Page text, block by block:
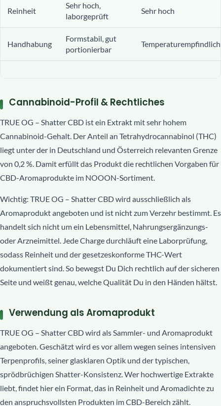
Reinheit
Sehr hoch,
laborgeprüft
Sehr hoch
Handhabung
Formstabil, gut
portionierbar
Temperaturempfindlich
Cannabinoid-Profil & Rechtliches
TRUE OG – Shatter CBD ist ein Extrakt mit sehr hohem
Cannabinoid-Gehalt. Der Anteil an Tetrahydrocannabinol (THC)
liegt unter der in Deutschland und Österreich relevanten Grenze
von 0,2 %. Damit erfüllt das Produkt die rechtlichen Vorgaben für
CBD-Aromaprodukte im NOOON-Sortiment.
Wichtig: TRUE OG – Shatter CBD wird ausschließlich als
Aromaprodukt angeboten und ist nicht zum Verzehr bestimmt. Es
handelt sich nicht um ein Lebensmittel, Nahrungsergänzungs-
oder Arzneimittel. Jede Charge durchläuft eine Laborprüfung,
sodass Reinheit und der gesetzeskonforme THC-Wert
dokumentiert sind. So bewegst Du Dich rechtlich auf der sicheren
Seite und weißt genau, welche Qualität Du in den Händen hältst.
Verwendung als Aromaprodukt
TRUE OG – Shatter CBD wird als Sammler- und Aromaprodukt
angeboten. Geschätzt wird es vor allem wegen seines intensiven
Terpenprofils, seiner glasklaren Optik und der typischen,
sprödbrüchigen Shatter-Konsistenz. Wer hochwertige Extrakte
liebt, findet hier ein Format, das in Reinheit und Aromadichte zu
den anspruchsvollsten Produkten im CBD-Bereich zählt.